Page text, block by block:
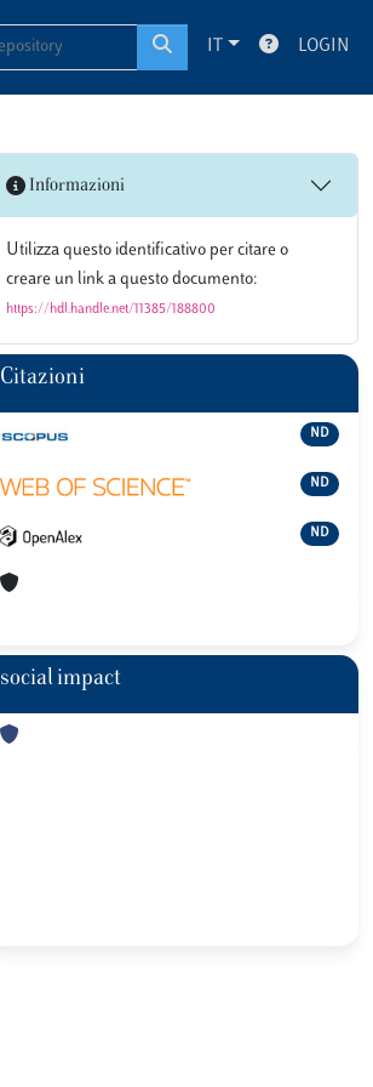
IT LOGIN
Informazioni
Utilizza questo identificativo per citare o
creare un link a questo documento:
https://hdl.handle.net/11385/188800
Citazioni
ND
ND
ND
social impact